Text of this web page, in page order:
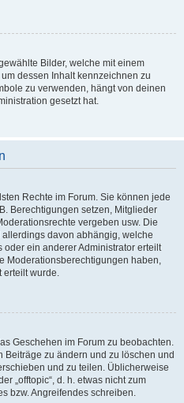
Bilder, welche mit einem
dessen Inhalt kennzeichnen zu
zu verwenden, hängt von deinen
gesetzt hat.
Rechte im Forum. Sie können jede
Berechtigungen setzen, Mitglieder
vergeben usw. Die
davon abhängig, welche
oder ein anderer Administrator erteilt
Moderationsberechtigungen haben,
erteilt wurde.
Geschehen im Forum zu beobachten.
zu ändern und zu löschen und
und zu teilen. Üblicherweise
„offtopic“, d. h. etwas nicht zum
bzw. Angreifendes schreiben.